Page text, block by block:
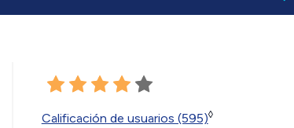
Calificación de usuarios (595)◊